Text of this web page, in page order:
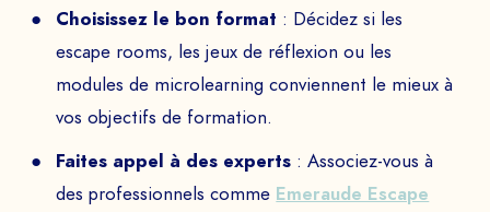
Choisissez le bon format : Décidez si les
escape rooms, les jeux de réflexion ou les
modules de microlearning conviennent le mieux à
vos objectifs de formation.
Faites appel à des experts : Associez-vous à
des professionnels comme Emeraude Escape